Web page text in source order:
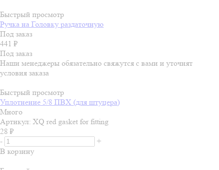
Быстрый просмотр
Ручка на Головку раздаточную
Под заказ
441 ₽
Под заказ
Наши менеджеры обязательно свяжутся с вами и уточнят
условия заказа
Быстрый просмотр
Уплотнение 5/8 ПВХ (для штуцера)
Много
Артикул: XQ red gasket for fitting
28 ₽
-
+
В корзину